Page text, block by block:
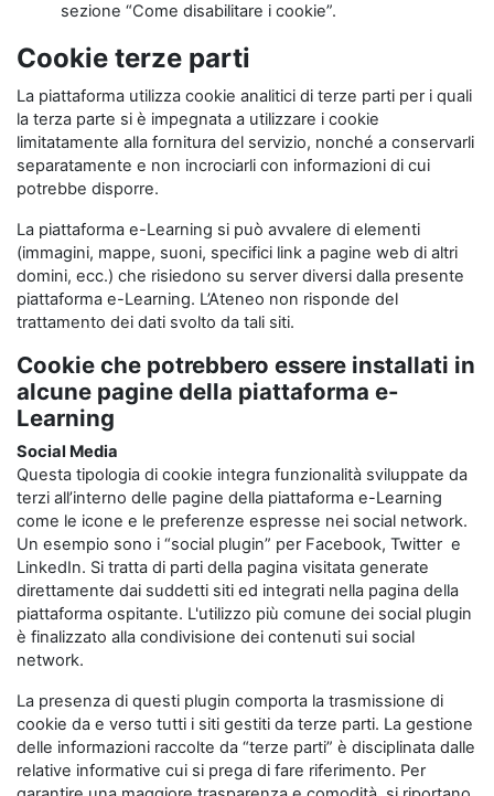
sezione “Come disabilitare i cookie”.
Cookie terze parti
La piattaforma utilizza cookie analitici di terze parti per i quali
la terza parte si è impegnata a utilizzare i cookie
limitatamente alla fornitura del servizio, nonché a conservarli
separatamente e non incrociarli con informazioni di cui
potrebbe disporre.
La piattaforma e-Learning si può avvalere di elementi
(immagini, mappe, suoni, specifici link a pagine web di altri
domini, ecc.) che risiedono su server diversi dalla presente
piattaforma e-Learning. L’Ateneo non risponde del
trattamento dei dati svolto da tali siti.
Cookie che potrebbero essere installati in
alcune pagine della piattaforma e-
Learning
Social Media
Questa tipologia di cookie integra funzionalità sviluppate da
terzi all’interno delle pagine della piattaforma e-Learning
come le icone e le preferenze espresse nei social network.
Un esempio sono i “social plugin” per Facebook, Twitter e
LinkedIn. Si tratta di parti della pagina visitata generate
direttamente dai suddetti siti ed integrati nella pagina della
piattaforma ospitante. L'utilizzo più comune dei social plugin
è finalizzato alla condivisione dei contenuti sui social
network.
La presenza di questi plugin comporta la trasmissione di
cookie da e verso tutti i siti gestiti da terze parti. La gestione
delle informazioni raccolte da “terze parti” è disciplinata dalle
relative informative cui si prega di fare riferimento. Per